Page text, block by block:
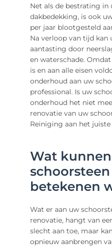
Net als de bestrating
dakbedekking, is ook
per jaar blootgesteld
Na verloop van tijd kan
aantasting door
en waterschade.
is en aan alle eisen
onderhoud aan uw
professional. Is uw
onderhoud het niet
renovatie van uw
Reiniging aan het juiste
Wat
betekenen
Wat er aan uw
renovatie, hangt van
slecht aan toe, maar
opnieuw aanbrengen